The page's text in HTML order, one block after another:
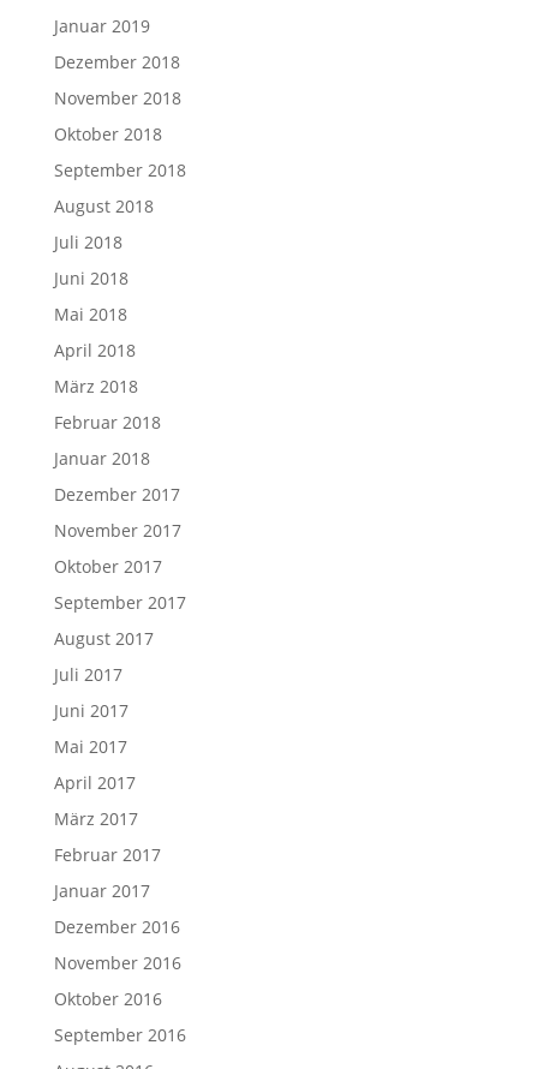
Januar 2019
Dezember 2018
November 2018
Oktober 2018
September 2018
August 2018
Juli 2018
Juni 2018
Mai 2018
April 2018
März 2018
Februar 2018
Januar 2018
Dezember 2017
November 2017
Oktober 2017
September 2017
August 2017
Juli 2017
Juni 2017
Mai 2017
April 2017
März 2017
Februar 2017
Januar 2017
Dezember 2016
November 2016
Oktober 2016
September 2016